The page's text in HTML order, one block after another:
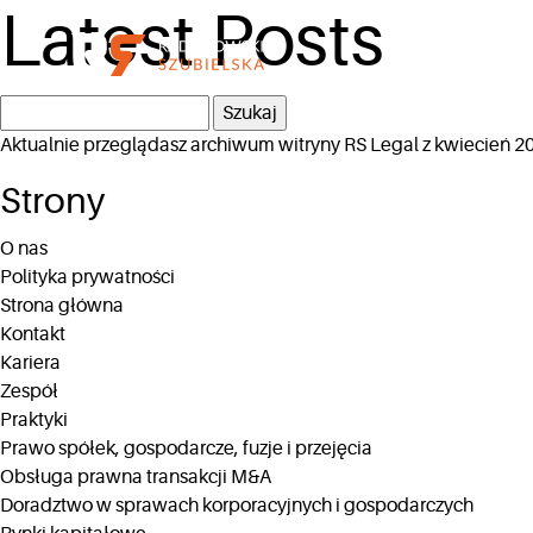
Latest Posts
Aktualnie przeglądasz archiwum witryny RS Legalz kwiecień
Strony
O nas
Polityka prywatności
Strona główna
Kontakt
Kariera
Zespół
Praktyki
Prawo spółek, gospodarcze, fuzje i przejęcia
Obsługa prawna transakcji M&A
Doradztwo w sprawach korporacyjnych i gospodarczych